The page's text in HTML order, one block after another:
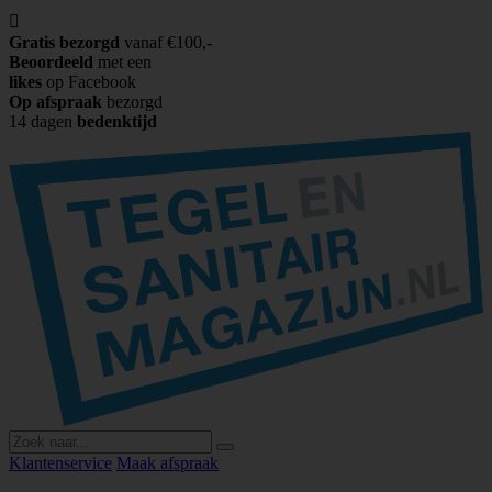

Gratis bezorgd vanaf €100,-
Beoordeeld met een
likes op Facebook
Op afspraak bezorgd
14 dagen bedenktijd
Klantenservice Maak afspraak